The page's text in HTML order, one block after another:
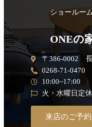
ショールー
ONEの
〒386-0002
0268-71-0470
10:00~17:00
火・水曜日定
来店のご予